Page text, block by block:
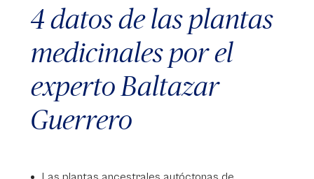
4 datos de las plantas
medicinales por el
experto Baltazar
Guerrero